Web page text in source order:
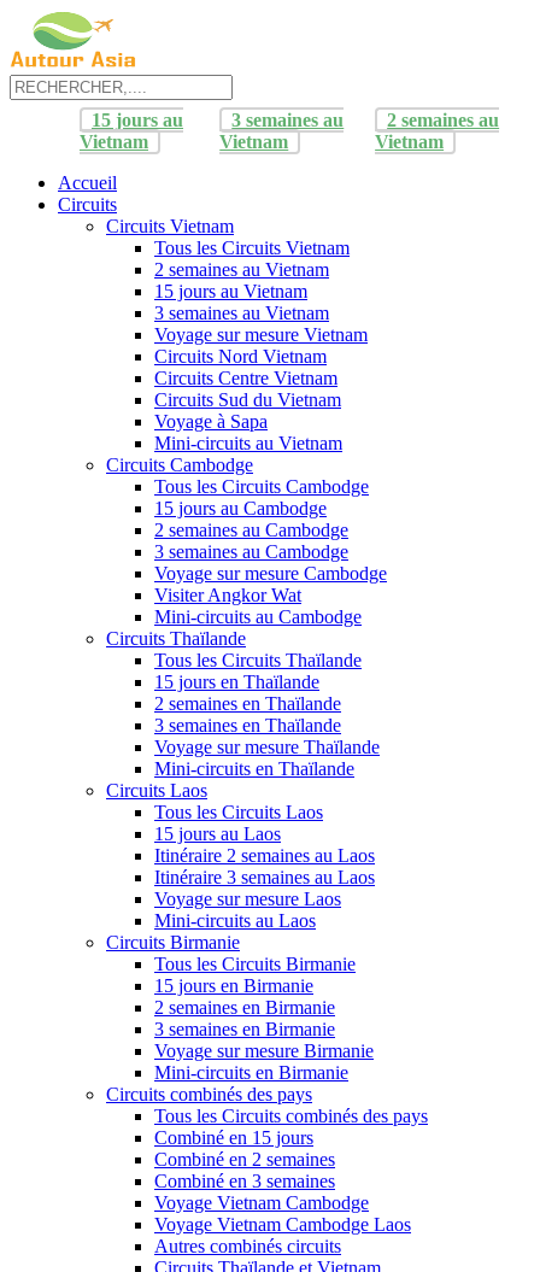
15 jours au
Vietnam
3 semaines au
Vietnam
2 semaines au
Vietnam
Accueil
Circuits
Circuits Vietnam
Tous les Circuits Vietnam
2 semaines au Vietnam
15 jours au Vietnam
3 semaines au Vietnam
Voyage sur mesure Vietnam
Circuits Nord Vietnam
Circuits Centre Vietnam
Circuits Sud du Vietnam
Voyage à Sapa
Mini-circuits au Vietnam
Circuits Cambodge
Tous les Circuits Cambodge
15 jours au Cambodge
2 semaines au Cambodge
3 semaines au Cambodge
Voyage sur mesure Cambodge
Visiter Angkor Wat
Mini-circuits au Cambodge
Circuits Thaïlande
Tous les Circuits Thaïlande
15 jours en Thaïlande
2 semaines en Thaïlande
3 semaines en Thaïlande
Voyage sur mesure Thaïlande
Mini-circuits en Thaïlande
Circuits Laos
Tous les Circuits Laos
15 jours au Laos
Itinéraire 2 semaines au Laos
Itinéraire 3 semaines au Laos
Voyage sur mesure Laos
Mini-circuits au Laos
Circuits Birmanie
Tous les Circuits Birmanie
15 jours en Birmanie
2 semaines en Birmanie
3 semaines en Birmanie
Voyage sur mesure Birmanie
Mini-circuits en Birmanie
Circuits combinés des pays
Tous les Circuits combinés des pays
Combiné en 15 jours
Combiné en 2 semaines
Combiné en 3 semaines
Voyage Vietnam Cambodge
Voyage Vietnam Cambodge Laos
Autres combinés circuits
Circuits Thaïlande et Vietnam